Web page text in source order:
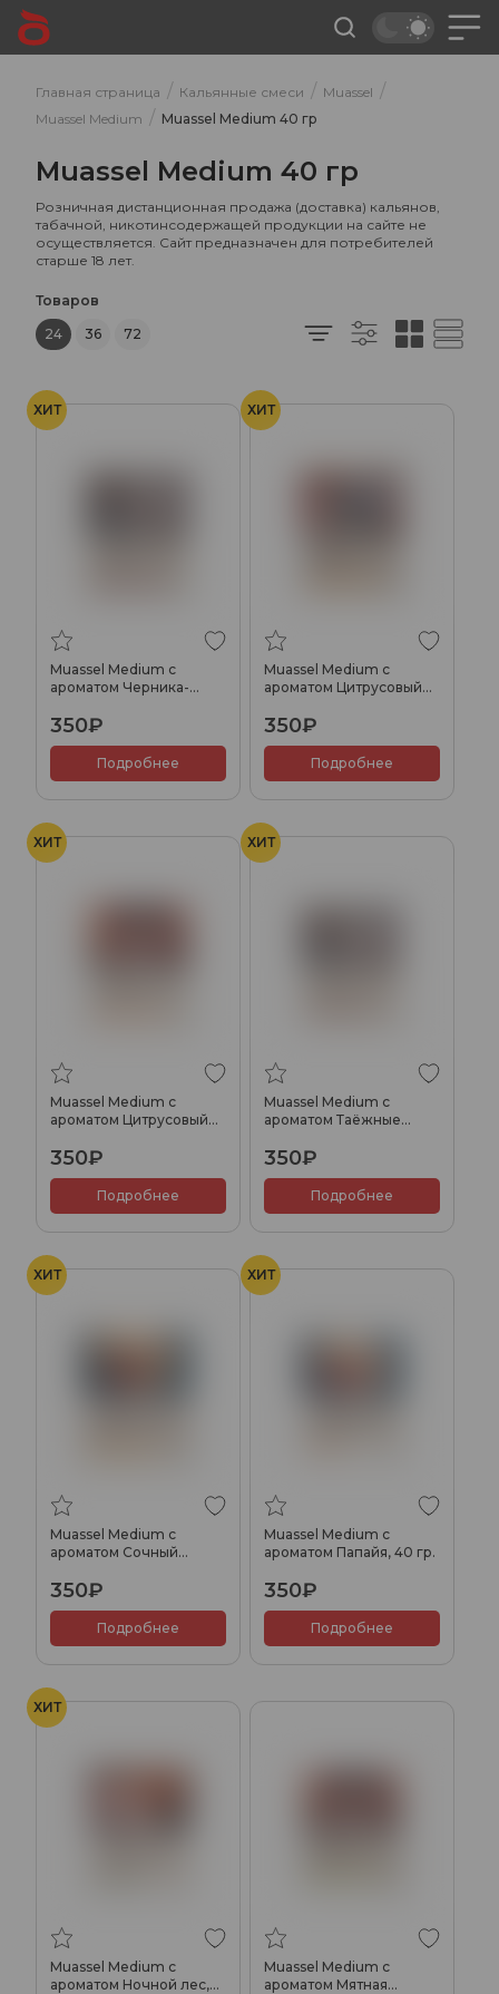
Главная страница / Кальянные смеси / Muassel /
Muassel Medium / Muassel Medium 40 гр
Muassel Medium 40 гр
Розничная дистанционная продажа (доставка) кальянов,
табачной, никотинсодержащей продукции на сайте не
осуществляется. Сайт предназначен для потребителей
старше 18 лет.
Товаров
24
36 72
ХИТ
Muassel Medium с
ароматом Черника-
350₽
Подробнее
ХИТ
Muassel Medium с
ароматом Цитрусовый
350₽
Подробнее
ХИТ
Muassel Medium с
ароматом Цитрусовый
350₽
Подробнее
ХИТ
Muassel Medium с
ароматом Таёжные
350₽
Подробнее
ХИТ
Muassel Medium с
ароматом Сочный
350₽
Подробнее
ХИТ
Muassel Medium с
ароматом Папайя, 40 гр.
350₽
Подробнее
ХИТ
Muassel Medium с
ароматом Ночной лес,
Muassel Medium с
ароматом Мятная